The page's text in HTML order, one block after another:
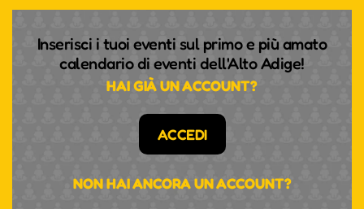
Inserisci i tuoi eventi sul primo e più amato
calendario di eventi dell'Alto Adige!
HAI GIÀ UN ACCOUNT?
ACCEDI
NON HAI ANCORA UN ACCOUNT?